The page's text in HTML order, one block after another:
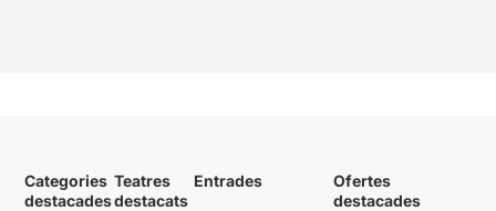
Categories
destacades
Teatres
destacats
Entrades
Ofertes
destacades